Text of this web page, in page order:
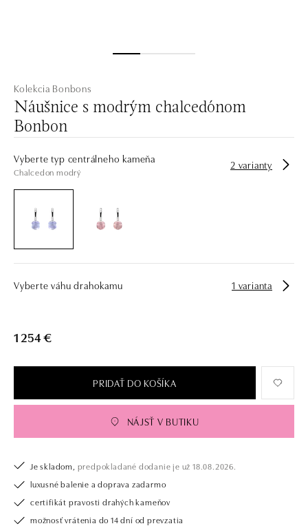
Kolekcia Bonbons
Náušnice s modrým chalcedónom
Bonbon
Vyberte typ centrálneho kameňa
Chalcedon modrý
2 varianty
Vyberte váhu drahokamu 1 varianta
1 254 €
PRIDAŤ DO KOŠÍKA
NÁJSŤ V BUTIKU
Je skladom, predpokladané dodanie je už 18.08.2026.
luxusné balenie a doprava zadarmo
certifikát pravosti drahých kameňov
možnosť vrátenia do 14 dní od prevzatia